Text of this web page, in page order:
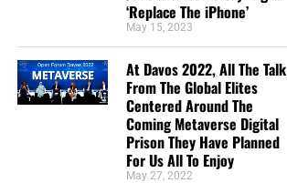
‘Replace The iPhone’
May 15, 2023
At Davos 2022, All The Talk
From The Global Elites
Centered Around The
Coming Metaverse Digital
Prison They Have Planned
For Us All To Enjoy
May 27, 2022